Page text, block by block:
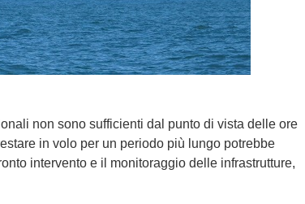
non sono sufficienti dal punto di vista delle ore
in volo per un periodo più lungo potrebbe
intervento e il monitoraggio delle infrastrutture,